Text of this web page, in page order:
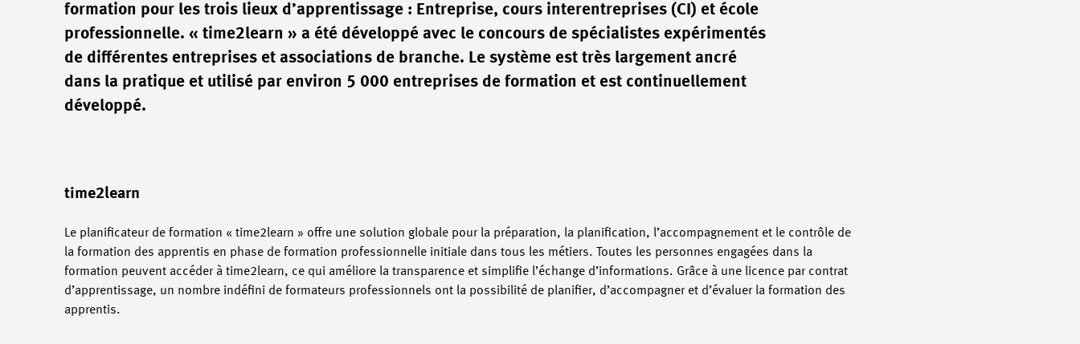
formation pour les trois lieux d’apprentissage : Entreprise, cours interentreprises (CI) et école
professionnelle. « time2learn » a été développé avec le concours de spécialistes expérimentés
de différentes entreprises et associations de branche. Le système est très largement ancré
dans la pratique et utilisé par environ 5 000 entreprises de formation et est continuellement
développé.
time2learn
Le planificateur de formation « time2learn » offre une solution globale pour la préparation, la planification, l’accompagnement et le contrôle de
la formation des apprentis en phase de formation professionnelle initiale dans tous les métiers. Toutes les personnes engagées dans la
formation peuvent accéder à time2learn, ce qui améliore la transparence et simplifie l’échange d’informations. Grâce à une licence par contrat
d’apprentissage, un nombre indéfini de formateurs professionnels ont la possibilité de planifier, d’accompagner et d’évaluer la formation des
apprentis.